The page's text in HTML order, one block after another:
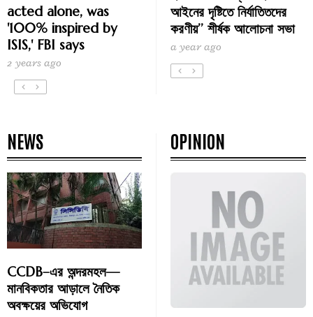
acted alone, was
'100% inspired by
ISIS,' FBI says
2 years ago
আইনের দৃষ্টিতে নির্যাতিতদের
করণীয়’’ শীর্ষক আলোচনা সভা
a year ago
NEWS
CCDB–এর অন্দরমহল—
মানবিকতার আড়ালে নৈতিক
অবক্ষয়ের অভিযোগ
OPINION